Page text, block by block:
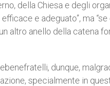
della Chiesa e degli
e adeguato”, ma
altro anello della catena
dunque,
specialmente in